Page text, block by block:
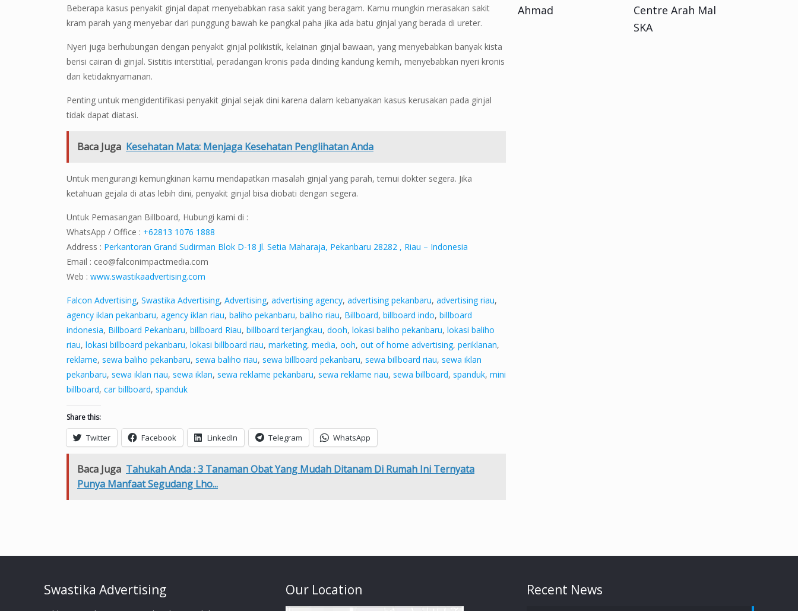
Beberapa kasus penyakit ginjal dapat menyebabkan rasa sakit yang beragam. Kamu mungkin merasakan sakit
kram parah yang menyebar dari punggung bawah ke pangkal paha jika ada batu ginjal yang berada di ureter.
Nyeri juga berhubungan dengan penyakit ginjal polikistik, kelainan ginjal bawaan, yang menyebabkan banyak kista
berisi cairan di ginjal. Sistitis interstitial, peradangan kronis pada dinding kandung kemih, menyebabkan nyeri kronis
dan ketidaknyamanan.
Penting untuk mengidentifikasi penyakit ginjal sejak dini karena dalam kebanyakan kasus kerusakan pada ginjal
tidak dapat diatasi.
Baca Juga Kesehatan Mata: Menjaga Kesehatan Penglihatan Anda
Untuk mengurangi kemungkinan kamu mendapatkan masalah ginjal yang parah, temui dokter segera. Jika
ketahuan gejala di atas lebih dini, penyakit ginjal bisa diobati dengan segera.
Untuk Pemasangan Billboard, Hubungi kami di :
WhatsApp / Office : +62813 1076 1888
Address : Perkantoran Grand Sudirman Blok D-18 Jl. Setia Maharaja, Pekanbaru 28282 , Riau – Indonesia
Email : ceo@falconimpactmedia.com
Web : www.swastikaadvertising.com
Falcon Advertising, Swastika Advertising, Advertising, advertising agency, advertising pekanbaru, advertising riau,
agency iklan pekanbaru, agency iklan riau, baliho pekanbaru, baliho riau, Billboard, billboard indo, billboard
indonesia, Billboard Pekanbaru, billboard Riau, billboard terjangkau, dooh, lokasi baliho pekanbaru, lokasi baliho
riau, lokasi billboard pekanbaru, lokasi billboard riau, marketing, media, ooh, out of home advertising, periklanan,
reklame, sewa baliho pekanbaru, sewa baliho riau, sewa billboard pekanbaru, sewa billboard riau, sewa iklan
pekanbaru, sewa iklan riau, sewa iklan, sewa reklame pekanbaru, sewa reklame riau, sewa billboard, spanduk, mini
billboard, car billboard, spanduk
Share this:
Twitter Facebook LinkedIn Telegram WhatsApp
Baca Juga Tahukah Anda : 3 Tanaman Obat Yang Mudah Ditanam Di Rumah Ini Ternyata
Punya Manfaat Segudang Lho...
Ahmad
Centre Arah Mal
SKA
Swastika Advertising Our Location Recent News